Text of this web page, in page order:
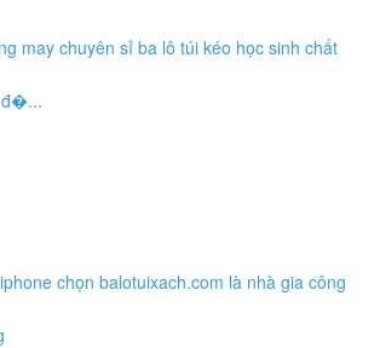
may chuyên sỉ ba lô túi kéo học sinh chất
đ�...
chọn balotuixach.com là nhà gia công